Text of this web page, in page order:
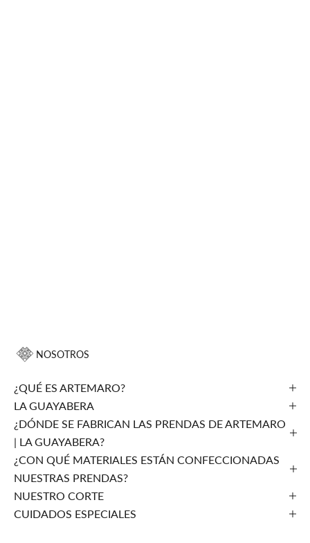
NOSOTROS
¿QUÉ ES ARTEMARO?
LA GUAYABERA
¿DÓNDE SE FABRICAN LAS PRENDAS DE ARTEMARO
| LA GUAYABERA?
¿CON QUÉ MATERIALES ESTÁN CONFECCIONADAS
NUESTRAS PRENDAS?
NUESTRO CORTE
CUIDADOS ESPECIALES